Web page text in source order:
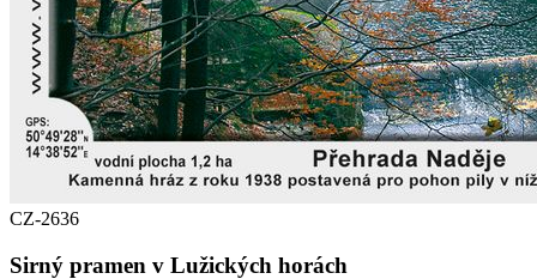
CZ-2636
Sirný pramen v Lužických horách